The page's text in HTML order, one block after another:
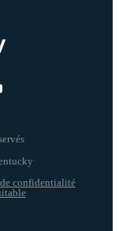
confidentialité